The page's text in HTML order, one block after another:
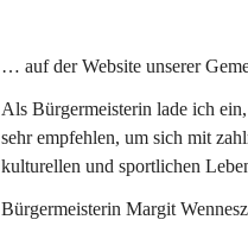
… auf der Website unserer
Als Bürgermeisterin lade ich
sehr empfehlen, um sich mit
kulturellen und sportlichen
Bürgermeisterin Margit